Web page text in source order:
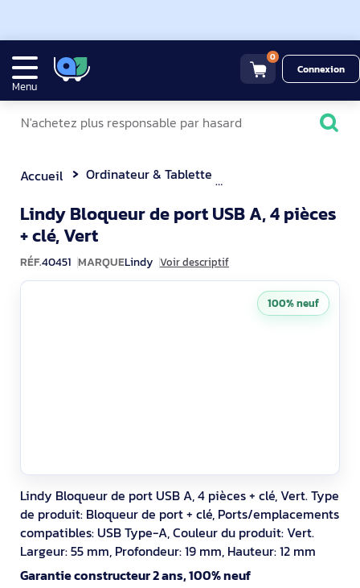
Menu
0
Connexion
Accueil Ordinateur & Tablette
Lindy Bloqueur de port USB A, 4 pièces
+ clé, Vert40451
RÉF.40451 MARQUELindy Voir descriptif
Lindy Bloqueur de port USB A, 4 pièces + clé, Vert. Type
de produit: Bloqueur de port + clé, Ports/emplacements
compatibles: USB Type-A, Couleur du produit: Vert.
Largeur: 55 mm, Profondeur: 19 mm, Hauteur: 12 mm
Garantie constructeur 2 ans, 100% neuf
100% neuf